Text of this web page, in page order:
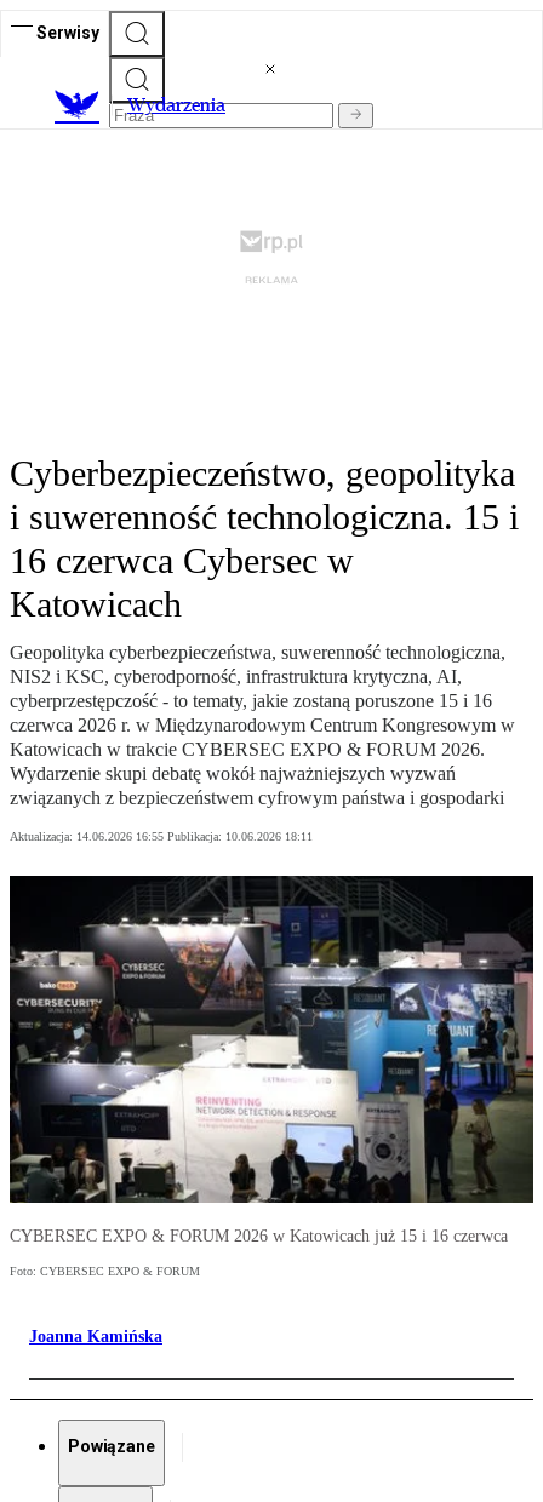
Serwisy
Wydarzenia
Cyberbezpieczeństwo, geopolityka
i suwerenność technologiczna. 15 i
16 czerwca Cybersec w
Katowicach
Geopolityka cyberbezpieczeństwa, suwerenność technologiczna,
NIS2 i KSC, cyberodporność, infrastruktura krytyczna, AI,
cyberprzestępczość - to tematy, jakie zostaną poruszone 15 i 16
czerwca 2026 r. w Międzynarodowym Centrum Kongresowym w
Katowicach w trakcie CYBERSEC EXPO & FORUM 2026.
Wydarzenie skupi debatę wokół najważniejszych wyzwań
związanych z bezpieczeństwem cyfrowym państwa i gospodarki
Aktualizacja: 14.06.2026 16:55 Publikacja: 10.06.2026 18:11
CYBERSEC EXPO & FORUM 2026 w Katowicach już 15 i 16 czerwca
Foto: CYBERSEC EXPO & FORUM
Joanna Kamińska
Powiązane